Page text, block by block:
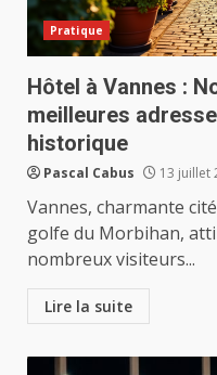
Pratique
Hôtel à Vannes :
meilleures
historique
Pascal Cabus 13 juillet
Vannes, charmante
golfe du Morbihan,
nombreux visiteurs...
Lire la suite